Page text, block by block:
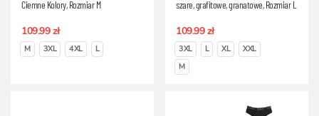
Ciemne Kolory, Rozmiar M
109.99 zł
M 3XL 4XL L
szare, grafitowe, granatowe, Rozmiar L
109.99 zł
3XL L XL
XXL
M